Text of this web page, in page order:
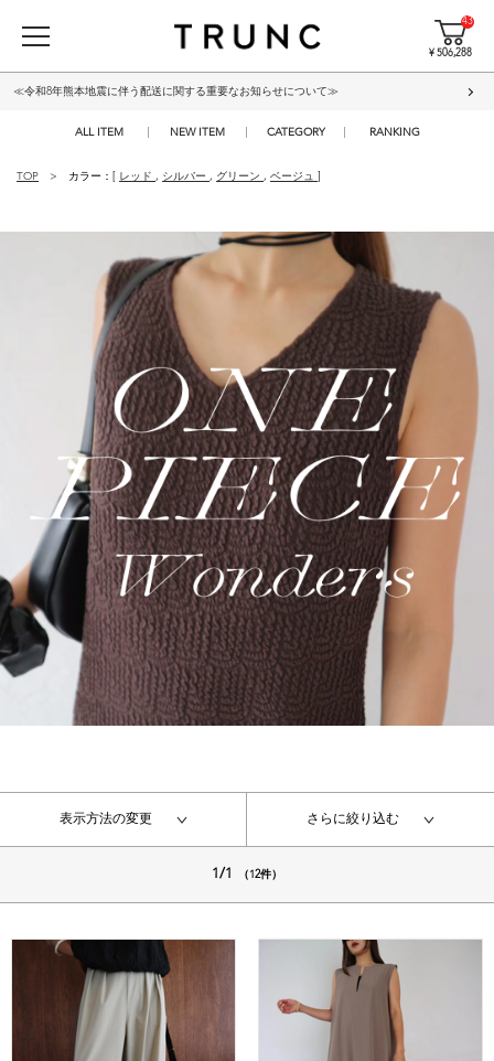
43
¥ 506,288
≪令和8年熊本地震に伴う配送に関する重要なお知らせについて≫
ALL ITEM NEW ITEM CATEGORY RANKING
TOP カラー：[ レッド , シルバー , グリーン , ベージュ
表示方法の変更 さらに絞り込む
1/1 （12件）